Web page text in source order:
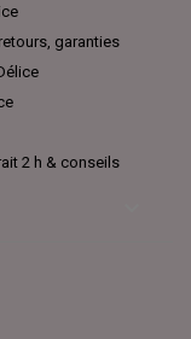
garanties
2 h & conseils